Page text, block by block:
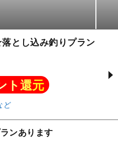
とし込み釣りプラン
ト還元
ンあります